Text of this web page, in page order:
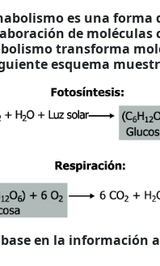
es una
de
transforma
esquema
base en la información